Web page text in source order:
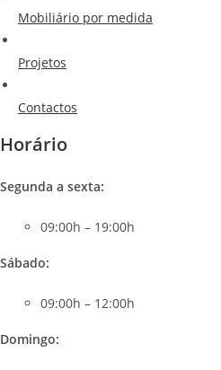
Mobiliário por medida
Projetos
Contactos
Horário
Segunda a sexta:
09:00h – 19:00h
Sábado:
09:00h – 12:00h
Domingo: